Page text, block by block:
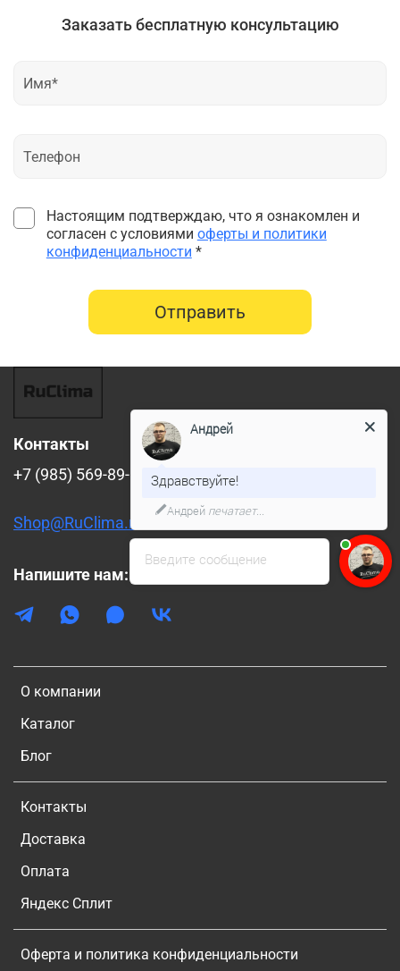
Заказать бесплатную консультацию
Настоящим подтверждаю, что я ознакомлен и
согласен с условиями оферты и политики
конфиденциальности *
Отправить
О компании
Каталог
Блог
Контакты
Доставка
Оплата
Яндекс Сплит
Оферта и политика конфиденциальности
Контакты
+7 (985) 569-89-88
Shop@RuClima.ru
Напишите нам:
Введите сообщение
Андрей
Здравствуйте!
Андрей печатает...